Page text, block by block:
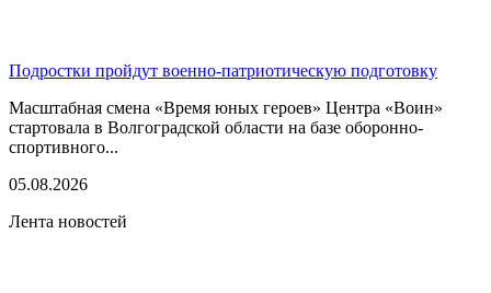
Подростки пройдут военно-патриотическую подготовку
Масштабная смена «Время юных героев» Центра «Воин»
стартовала в Волгоградской области на базе оборонно-
спортивного...
05.08.2026
Лента новостей